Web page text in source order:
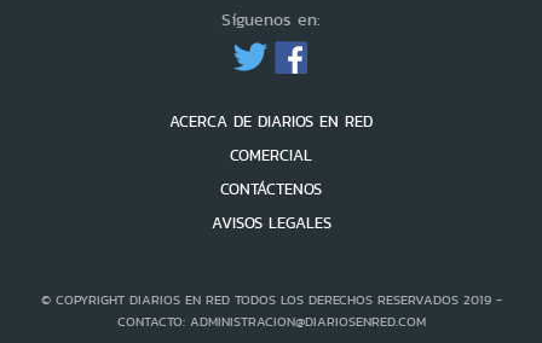
Síguenos en:
ACERCA DE DIARIOS EN RED
COMERCIAL
CONTÁCTENOS
AVISOS LEGALES
© COPYRIGHT DIARIOS EN RED TODOS LOS DERECHOS RESERVADOS 2019 -
CONTACTO: ADMINISTRACION@DIARIOSENRED.COM